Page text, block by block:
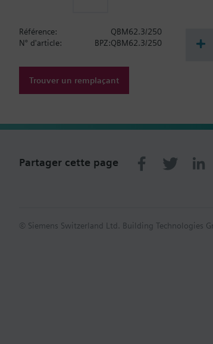
Référence:
QBM62.3/250
N° d'article:
BPZ:QBM62.3/250
Trouver un remplaçant
Partager cette page
© Siemens Switzerland Ltd. Building Technologies